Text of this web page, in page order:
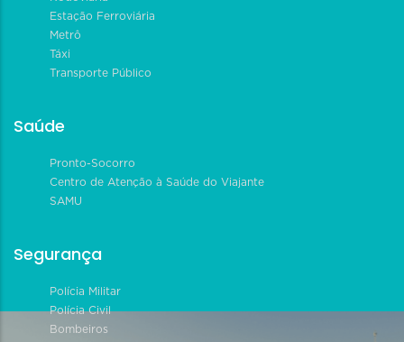
Estação Ferroviária
Metrô
Táxi
Transporte Público
Saúde
Pronto-Socorro
Centro de Atenção à Saúde do Viajante
SAMU
Segurança
Polícia Militar
Polícia Civil
Bombeiros